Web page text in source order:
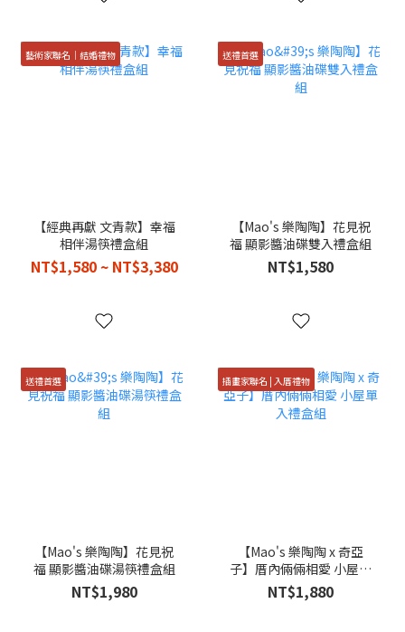
藝術家聯名｜結婚禮物
【經典再獻 文青款】幸福
相伴湯筷禮盒組
NT$1,580 ~ NT$3,380
送禮首選
【Mao's 樂陶陶】花見祝
福 顯影醬油碟雙入禮盒組
NT$1,580
送禮首選
【Mao's 樂陶陶】花見祝
福 顯影醬油碟湯筷禮盒組
NT$1,980
插畫家聯名 | 入厝禮物
【Mao's 樂陶陶 x 奇亞
子】厝內倆倆相愛 小屋單
入禮盒組
NT$1,880